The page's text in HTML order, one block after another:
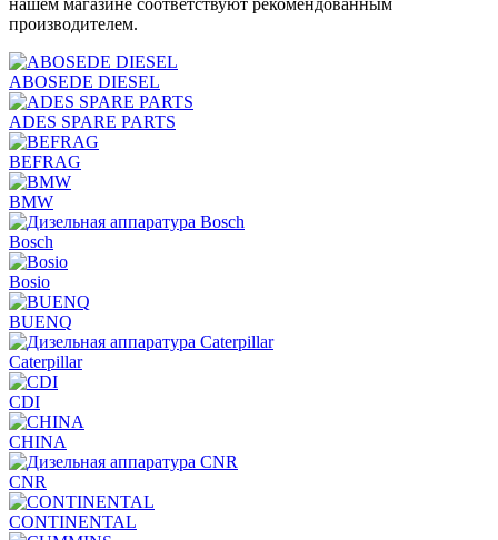
производителем.
ABOSEDE DIESEL
ADES SPARE PARTS
BEFRAG
BMW
Bosch
Bosio
BUENQ
Caterpillar
CDI
CHINA
CNR
CONTINENTAL